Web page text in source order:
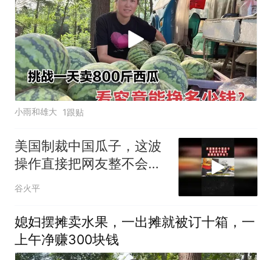
小雨和雄大 1跟贴
美国制裁中国瓜子，这波
操作直接把网友整不会了
02
谷火平
媳妇摆摊卖水果，一出摊就被订十箱，一
上午净赚300块钱